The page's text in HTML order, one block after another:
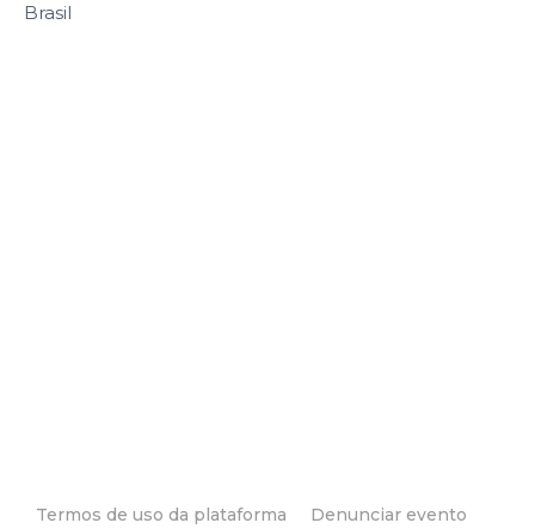
Brasil
Termos de uso da plataforma Denunciar evento